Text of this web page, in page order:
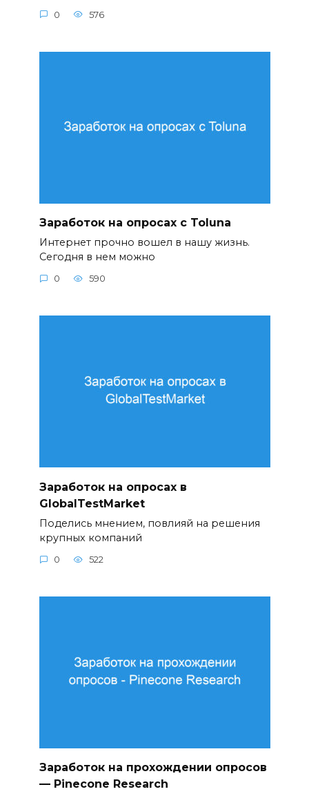
0 576
Заработок на опросах с Toluna
Интернет прочно вошел в нашу жизнь.
Сегодня в нем можно
0 590
Заработок на опросах в
GlobalTestMarket
Поделись мнением, повлияй на решения
крупных компаний
0 522
Заработок на прохождении опросов
— Pinecone Research